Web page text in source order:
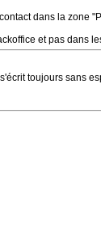
dans la zone
et pas dans
toujours sans